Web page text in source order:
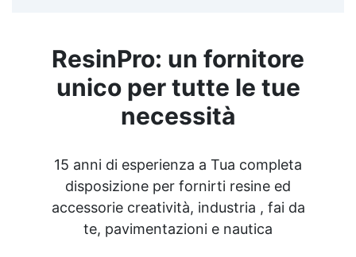
ResinPro: un fornitore
unico per tutte le tue
necessità
15 anni di esperienza a Tua completa
disposizione per fornirti resine ed
accessorie creatività, industria , fai da
te, pavimentazioni e nautica